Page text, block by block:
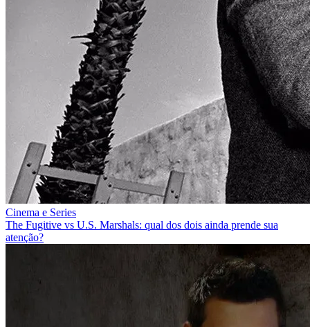
Cinema e Series
The Fugitive vs U.S. Marshals: qual dos dois ainda prende sua
atenção?